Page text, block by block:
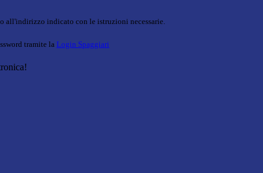
all'indirizzo indicato con le istruzioni necessarie.
tramite la Login Spaggiari